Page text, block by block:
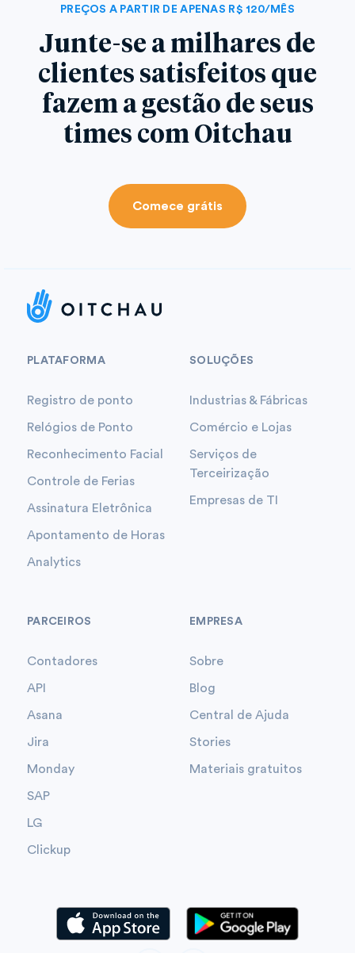
PREÇOS A PARTIR DE APENAS R$ 120/MÊS
Junte-se a milhares de
clientes satisfeitos que
fazem a gestão de seus
times com Oitchau
Comece grátis
PLATAFORMA
Registro de ponto
Relógios de Ponto
Reconhecimento Facial
Controle de Ferias
Assinatura Eletrônica
Apontamento de Horas
Analytics
SOLUÇÕES
Industrias & Fábricas
Comércio e Lojas
Serviços de
Terceirização
Empresas de TI
PARCEIROS
Contadores
API
Asana
Jira
Monday
SAP
LG
Clickup
EMPRESA
Sobre
Blog
Central de Ajuda
Stories
Materiais gratuitos